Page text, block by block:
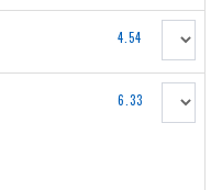
4.54
6.33